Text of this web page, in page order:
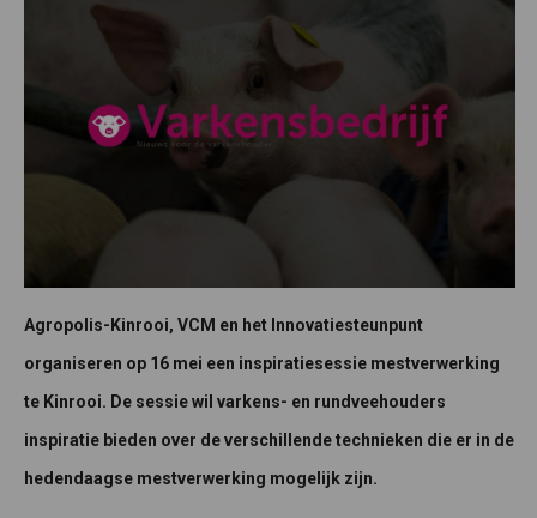
Agropolis-Kinrooi, VCM en het Innovatiesteunpunt
organiseren op 16 mei een inspiratiesessie mestverwerking
te Kinrooi. De sessie wil varkens- en rundveehouders
inspiratie bieden over de verschillende technieken die er in de
hedendaagse mestverwerking mogelijk zijn.